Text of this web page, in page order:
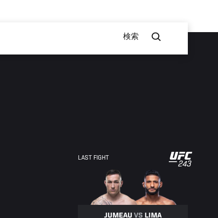
検索
LAST FIGHT
UFC
243243
JUMEAUVS LIMA